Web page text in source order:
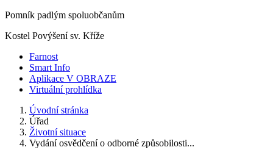
Pomník padlým spoluobčanům
Kostel Povýšení sv. Kříže
Farnost
Smart Info
Aplikace V OBRAZE
Virtuální prohlídka
Úvodní stránka
Úřad
Životní situace
Vydání osvědčení o odborné způsobilosti...